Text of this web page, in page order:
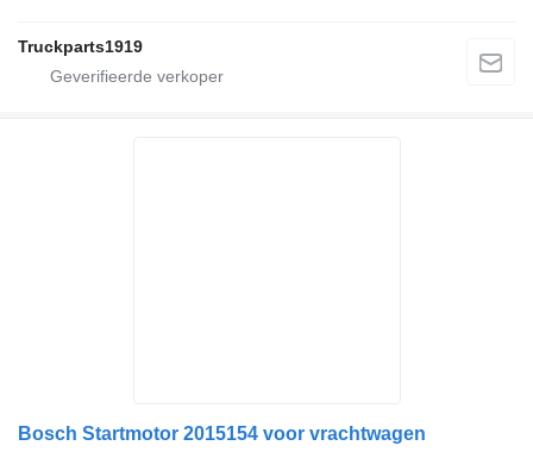
Truckparts1919
Bosch Startmotor 2015154 voor vrachtwagen